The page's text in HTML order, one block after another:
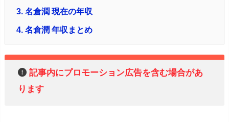
3. 名倉潤 現在の年収
4. 名倉潤 年収まとめ
記事内にプロモーション広告を含む場合があ
ります